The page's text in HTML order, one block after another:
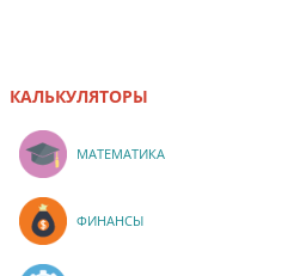
КАЛЬКУЛЯТОРЫ
МАТЕМАТИКА
ФИНАНСЫ